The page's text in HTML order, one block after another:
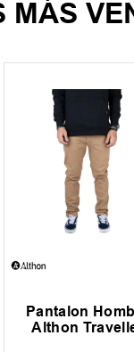
MÁS
Pantalon
Althon